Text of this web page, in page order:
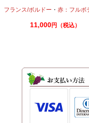
フランス/ボルドー ・ 赤：フルボ
11,000円（税込）